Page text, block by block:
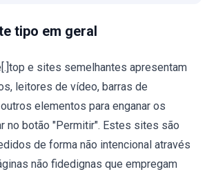
tipo em geral
e sites semelhantes apresentam
leitores de vídeo, barras de
elementos para enganar os
no botão "Permitir". Estes sites são
de forma não intencional através
não fidedignas que empregam